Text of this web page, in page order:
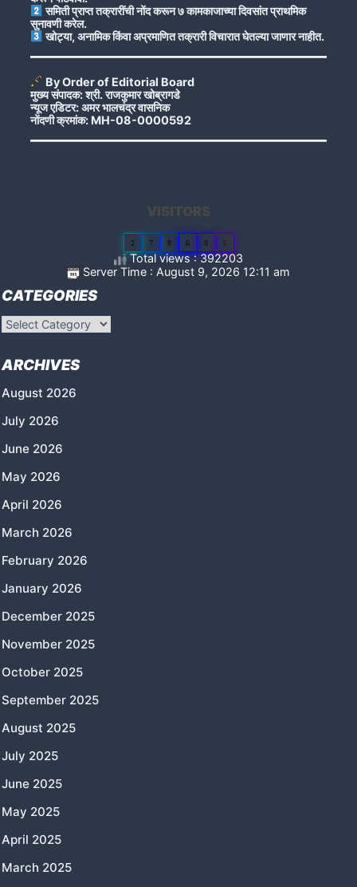
समिती प्राप्त तक्रारींची नोंद करून ७ कामकाजाच्या दिवसांत प्राथमिक
सुनावणी करेल.
खोट्या, अनामिक किंवा अप्रमाणित तक्रारी विचारात घेतल्या जाणार नाहीत.
By Order of Editorial Board
मुख्य संपादक: श्री. राजकुमार खोब्रागडे
न्यूज एडिटर: अमर भालचंद्र वासनिक
नोंदणी क्रमांक: MH-08-0000592
VISITORS
2 7 8 6 0 5
Total views : 392203
Server Time : August 9, 2026 12:11 am
CATEGORIES
Categories
ARCHIVES
August 2026
July 2026
June 2026
May 2026
April 2026
March 2026
February 2026
January 2026
December 2025
November 2025
October 2025
September 2025
August 2025
July 2025
June 2025
May 2025
April 2025
March 2025